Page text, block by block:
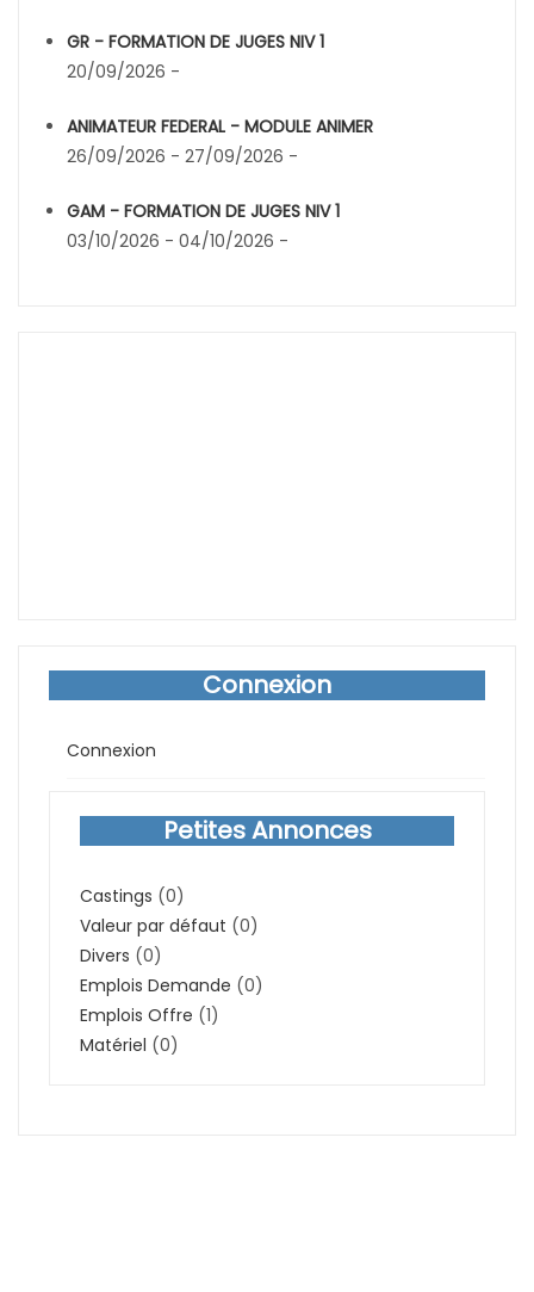
GR - FORMATION DE JUGES NIV 1
20/09/2026 -
ANIMATEUR FEDERAL - MODULE ANIMER
26/09/2026 - 27/09/2026 -
GAM - FORMATION DE JUGES NIV 1
03/10/2026 - 04/10/2026 -
Connexion
Connexion
Petites Annonces
Castings (0)
Valeur par défaut (0)
Divers (0)
Emplois Demande (0)
Emplois Offre (1)
Matériel (0)